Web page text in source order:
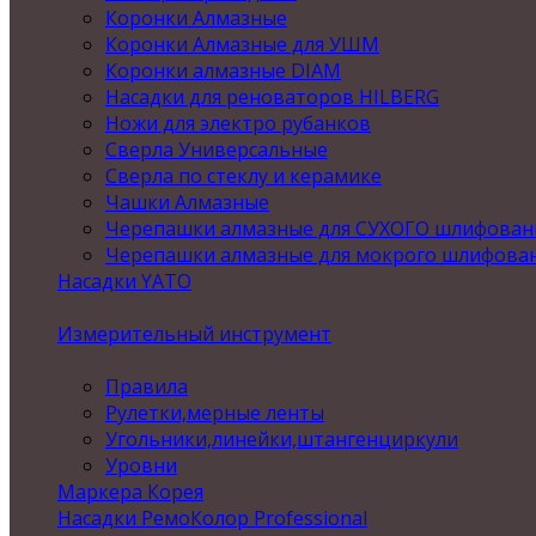
Коронки Алмазные
Коронки Алмазные для УШМ
Коронки алмазные DIAM
Насадки для реноваторов HILBERG
Ножи для электро рубанков
Сверла Универсальные
Сверла по стеклу и керамике
Чашки Алмазные
Черепашки алмазные для СУХОГО
Черепашки алмазные для мокрого
Насадки YATO
Измерительный инструмент
Правила
Рулетки,мерные ленты
Угольники,линейки,штангенциркули
Уровни
Маркера Корея
Насадки РемоКолор Professional